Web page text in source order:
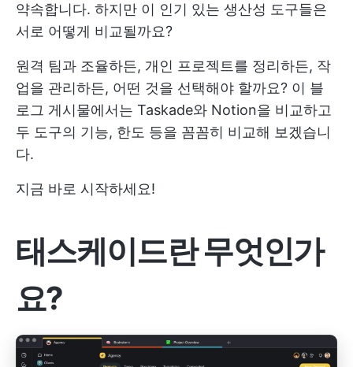
약속합니다. 하지만 이 인기 있는 생산성 도구들은
서로 어떻게 비교될까요?
원격 팀과 조율하든, 개인 프로젝트를 정리하든, 작
업을 관리하든, 어떤 것을 선택해야 할까요? 이 블
로그 게시물에서는 Taskade와 Notion을 비교하고
두 도구의 기능, 한도 등을 꼼꼼히 비교해 보겠습니
다.
지금 바로 시작하세요!
태스케이드란 무엇인가
요?